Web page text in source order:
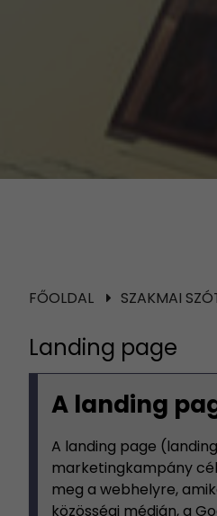
FŐOLDAL SZAKMAI
Landing page
A landing
A landing page
marketingkampány
meg a webhelyre,
közösségi médián, a